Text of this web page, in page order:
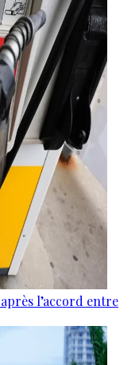
l’accord entre